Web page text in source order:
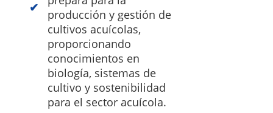
producción y gestión de
cultivos acuícolas,
proporcionando
conocimientos en
biología, sistemas de
cultivo y sostenibilidad
para el sector acuícola.